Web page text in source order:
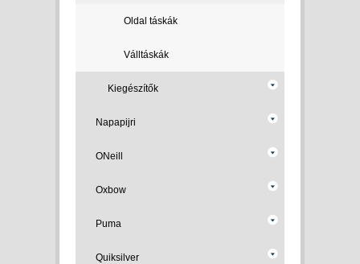
Oldal táskák
Válltáskák
Kiegészítők
Napapijri
ONeill
Oxbow
Puma
Quiksilver